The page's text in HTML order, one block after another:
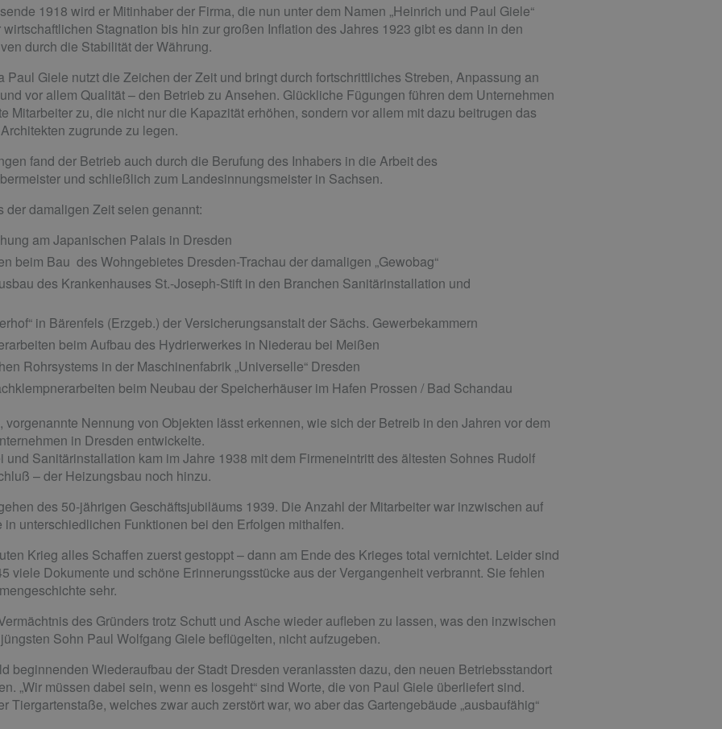
1918 wird er Mitinhaber der Firma, die nun unter dem Namen „Heinrich und Paul Giele“
Stagnation bis hin zur großen Inflation des Jahres 1923 gibt es dann in den
durch die Stabilität der Währung.
Giele nutzt die Zeichen der Zeit und bringt durch fortschrittliches Streben, Anpassung an
vor allem Qualität – den Betrieb zu Ansehen. Glückliche Fügungen führen dem Unternehmen
Mitarbeiter zu, die nicht nur die Kapazität erhöhen, sondern vor allem mit dazu beitrugen das
zugrunde zu legen.
fand der Betrieb auch durch die Berufung des Inhabers in die Arbeit des
und schließlich zum Landesinnungsmeister in Sachsen.
damaligen Zeit seien genannt:
am Japanischen Palais in Dresden
beim Bau des Wohngebietes Dresden-Trachau der damaligen „Gewobag“
des Krankenhauses St.-Joseph-Stift in den Branchen Sanitärinstallation und
in Bärenfels (Erzgeb.) der Versicherungsanstalt der Sächs. Gewerbekammern
beim Aufbau des Hydrierwerkes in Niederau bei Meißen
Rohrsystems in der Maschinenfabrik „Universelle“ Dresden
beim Neubau der Speicherhäuser im Hafen Prossen / Bad Schandau
Nennung von Objekten lässt erkennen, wie sich der Betreib in den Jahren vor dem
in Dresden entwickelte.
Sanitärinstallation kam im Jahre 1938 mit dem Firmeneintritt des ältesten Sohnes Rudolf
– der Heizungsbau noch hinzu.
des 50-jährigen Geschäftsjubiläums 1939. Die Anzahl der Mitarbeiter war inzwischen auf
unterschiedlichen Funktionen bei den Erfolgen mithalfen.
Krieg alles Schaffen zuerst gestoppt – dann am Ende des Krieges total vernichtet. Leider sind
viele Dokumente und schöne Erinnerungsstücke aus der Vergangenheit verbrannt. Sie fehlen
sehr.
des Gründers trotz Schutt und Asche wieder aufleben zu lassen, was den inzwischen
Sohn Paul Wolfgang Giele beflügelten, nicht aufzugeben.
beginnenden Wiederaufbau der Stadt Dresden veranlassten dazu, den neuen Betriebsstandort
„Wir müssen dabei sein, wenn es losgeht“ sind Worte, die von Paul Giele überliefert sind.
Tiergartenstaße, welches zwar auch zerstört war, wo aber das Gartengebäude „ausbaufähig“